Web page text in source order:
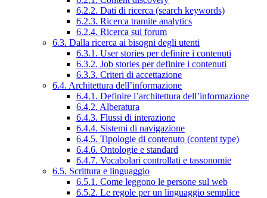
6.2.2. Dati di ricerca (search keywords)
6.2.3. Ricerca tramite analytics
6.2.4. Ricerca sui forum
6.3. Dalla ricerca ai bisogni degli utenti
6.3.1. User stories per definire i contenuti
6.3.2. Job stories per definire i contenuti
6.3.3. Criteri di accettazione
6.4. Architettura dell’informazione
6.4.1. Definire l’architettura dell’informazione
6.4.2. Alberatura
6.4.3. Flussi di interazione
6.4.4. Sistemi di navigazione
6.4.5. Tipologie di contenuto (content type)
6.4.6. Ontologie e standard
6.4.7. Vocabolari controllati e tassonomie
6.5. Scrittura e linguaggio
6.5.1. Come leggono le persone sul web
6.5.2. Le regole per un linguaggio semplice